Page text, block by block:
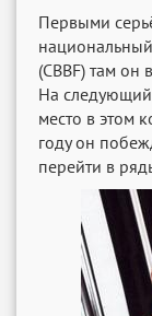
Первыми
(CBBF) там он
На следующий
место в этом
году он
перейти в